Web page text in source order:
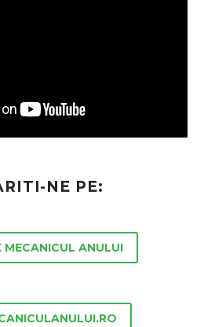
NE PE:
MECANICUL ANULUI